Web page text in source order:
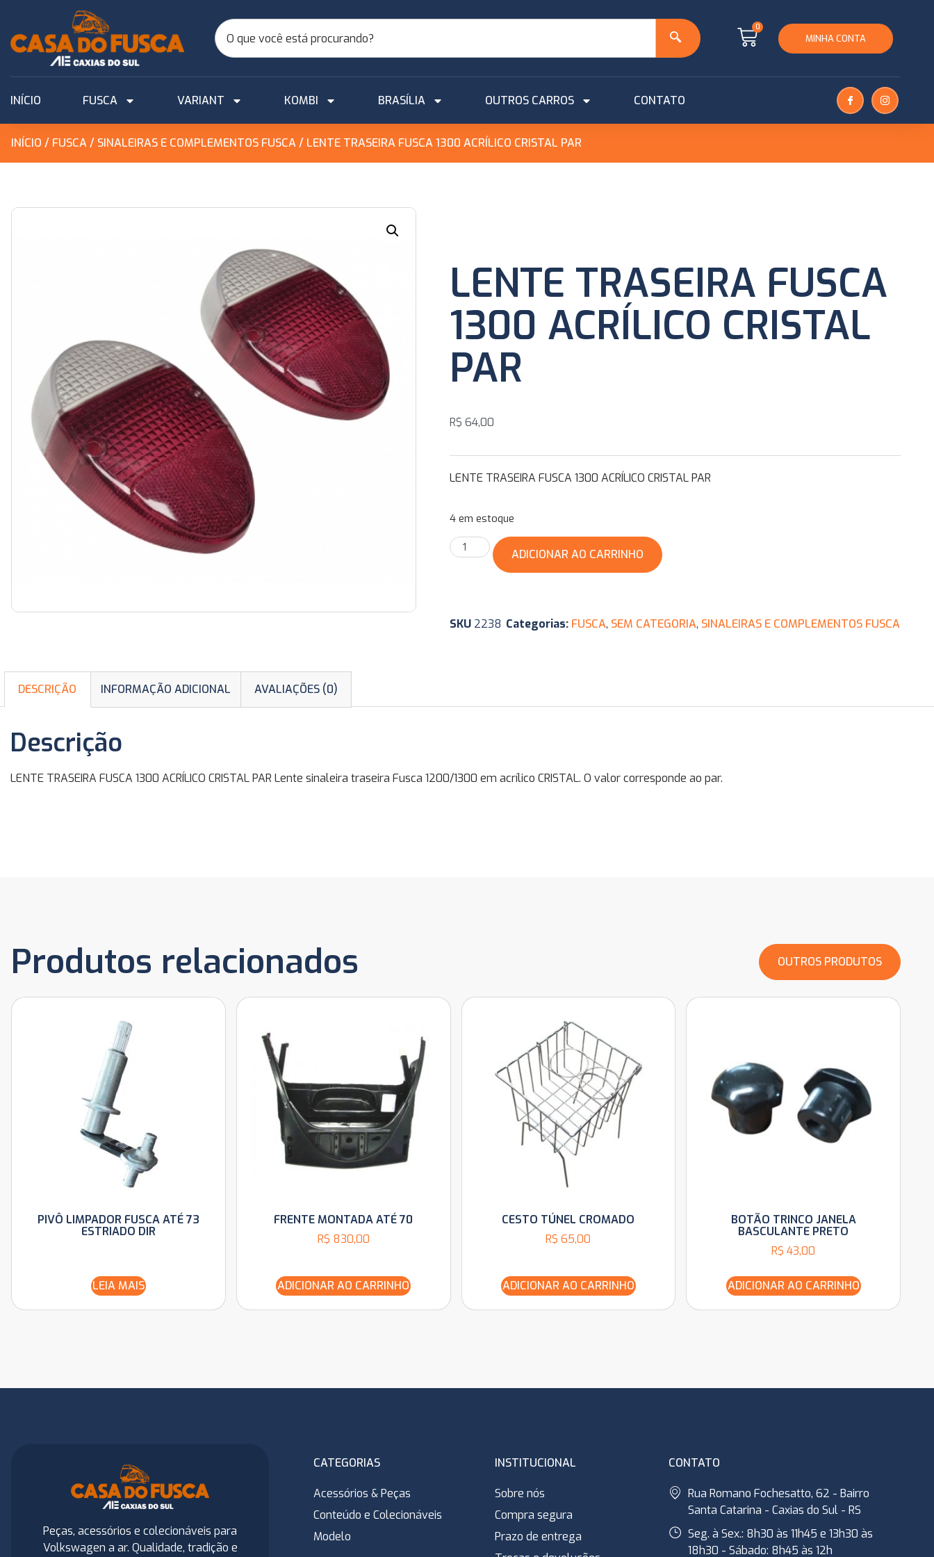
0
MINHA CONTA
INÍCIO FUSCA VARIANT KOMBI BRASÍLIA OUTROS CARROS CONTATO
INÍCIO / FUSCA/ SINALEIRAS E COMPLEMENTOS FUSCA/ LENTE TRASEIRA FUSCA 1300 ACRÍLICO CRISTAL PAR
LENTE TRASEIRA FUSCA
1300 ACRÍLICO CRISTAL
PAR
R$ 64,00
LENTE TRASEIRA FUSCA 1300 ACRÍLICO CRISTAL PAR
4 em estoque
ADICIONAR AO CARRINHO
SKU 2238 Categorias: FUSCA, SEM CATEGORIA, SINALEIRAS E COMPLEMENTOS FUSCA
DESCRIÇÃO INFORMAÇÃO ADICIONAL AVALIAÇÕES (0)
Descrição
LENTE TRASEIRA FUSCA 1300 ACRÍLICO CRISTAL PAR Lente sinaleira traseira Fusca 1200/1300 em acrílico CRISTAL. O valor corresponde ao par.
Produtos relacionados OUTROS PRODUTOS
PIVÔ LIMPADOR FUSCA ATÉ 73
ESTRIADO DIR
LEIA MAIS
FRENTE MONTADA ATÉ 70
R$ 830,00
ADICIONAR AO CARRINHO
CESTO TÚNEL CROMADO
R$ 65,00
ADICIONAR AO CARRINHO
BOTÃO TRINCO JANELA
BASCULANTE PRETO
R$ 43,00
ADICIONAR AO CARRINHO
Peças, acessórios e colecionáveis para
Volkswagen a ar. Qualidade, tradição e
CATEGORIAS
Acessórios & Peças
Conteúdo e Colecionáveis
Modelo
INSTITUCIONAL
Sobre nós
Compra segura
Prazo de entrega
CONTATO
Rua Romano Fochesatto, 62 - Bairro
Santa Catarina - Caxias do Sul - RS
Seg. à Sex.: 8h30 às 11h45 e 13h30 às
18h30 - Sábado: 8h45 às 12h